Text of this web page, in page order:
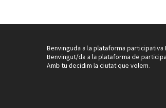
Benvinguda a la plataforma participativa
Benvingut/da a la plataforma de
Amb tu decidim la ciutat que volem.